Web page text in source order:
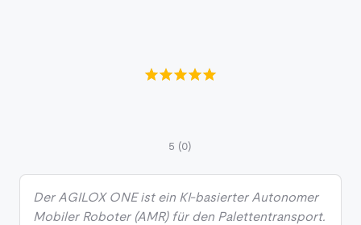
5 (0)
Der AGILOX ONE ist ein KI-basierter Autonomer
Mobiler Roboter (AMR) für den Palettentransport.